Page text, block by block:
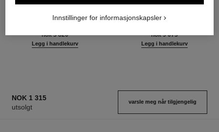
Regenererer og Lyser Opp
nok 3 820
Legg i handlekurv
Concentrate
nok 9 075
Legg i handlekurv
NOK 1 315
utsolgt
varsle meg når tilgjengelig
Innstillinger for informasjonskapsler